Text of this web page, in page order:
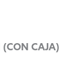
(CON CAJA)